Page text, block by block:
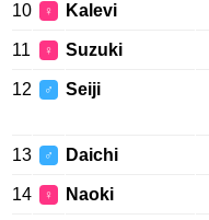
10 ♀ Kalevi
11 ♀ Suzuki
12 ♂ Seiji
13 ♂ Daichi
14 ♀ Naoki